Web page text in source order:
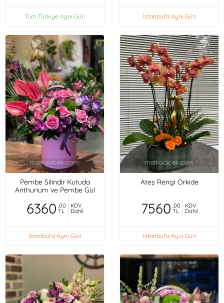
Tüm Türkiye Aynı Gün İstanbul'a Aynı Gün
Pembe Silindir Kutuda
Anthurium ve Pembe Gül
6360 ,00
TL
KDV
Dahil
İstanbul'a Aynı Gün
Ateş Rengi Orkide
7560 ,00
TL
KDV
Dahil
İstanbul'a Aynı Gün